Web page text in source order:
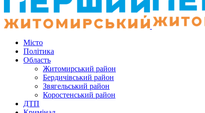
Місто
Політика
Область
Житомирський район
Бердичівський район
Звягельський район
Коростенський район
ДТП